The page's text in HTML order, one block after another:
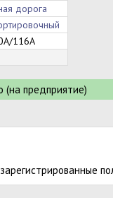
дорога
116А
предприятие)